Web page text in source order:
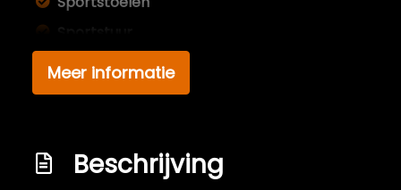
Stuur leder
Stuurbekrachtiging
Buitenspiegels elektrisch verstelbaar
Meer informatie
Beschrijving